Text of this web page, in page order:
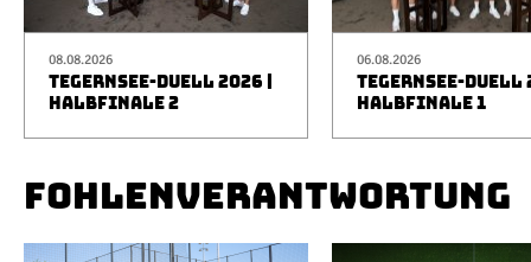
08.08.2026
TEGERNSEE-DUELL 2026 |
HALBFINALE 2
06.08.2026
TEGERNSEE-DUELL
HALBFINALE 1
FOHLENVERANTWORTUNG